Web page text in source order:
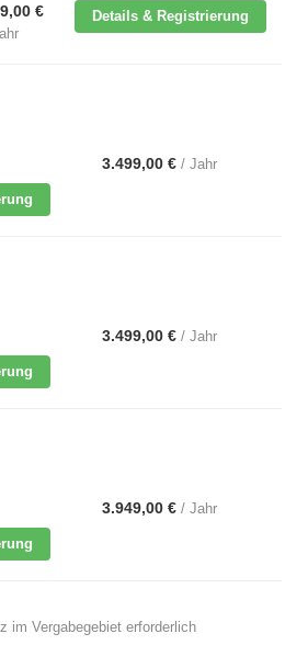
€ Details & Registrierung
3.499,00 € / Jahr
3.499,00 € / Jahr
3.949,00 € / Jahr
im Vergabegebiet erforderlich